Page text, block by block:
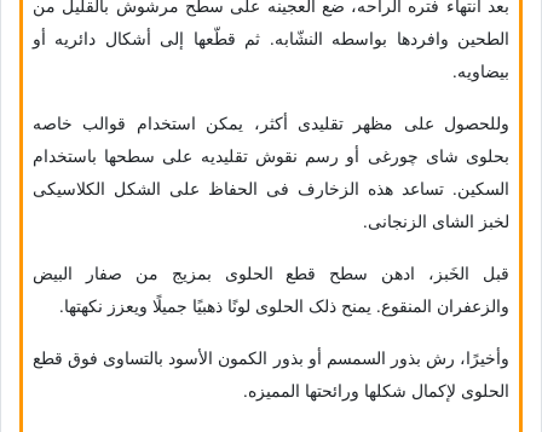
بعد انتهاء فتره الراحه، ضع العجینه على سطح مرشوش بالقلیل من
الطحین وافردها بواسطه النشّابه. ثم قطّعها إلى أشکال دائریه أو
بیضاویه.
وللحصول على مظهر تقلیدی أکثر، یمکن استخدام قوالب خاصه
بحلوى شای چورغی أو رسم نقوش تقلیدیه على سطحها باستخدام
السکین. تساعد هذه الزخارف فی الحفاظ على الشکل الکلاسیکی
لخبز الشای الزنجانی.
قبل الخَبز، ادهن سطح قطع الحلوى بمزیج من صفار البیض
والزعفران المنقوع. یمنح ذلک الحلوى لونًا ذهبیًا جمیلًا ویعزز نکهتها.
وأخیرًا، رش بذور السمسم أو بذور الکمون الأسود بالتساوی فوق قطع
الحلوى لإکمال شکلها ورائحتها الممیزه.